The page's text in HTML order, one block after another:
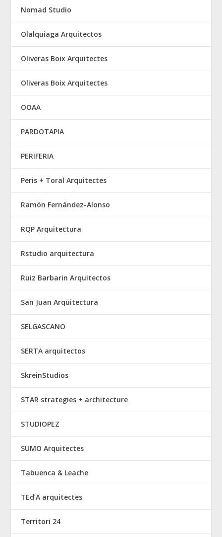
Nomad Studio
Olalquiaga Arquitectos
Oliveras Boix Arquitectes
Oliveras Boix Arquitectes
OOAA
PARDOTAPIA
PERIFERIA
Peris + Toral Arquitectes
Ramón Fernández-Alonso
RQP Arquitectura
Rstudio arquitectura
Ruiz Barbarin Arquitectos
San Juan Arquitectura
SELGASCANO
SERTA arquitectos
SkreinStudios
STAR strategies + architecture
STUDIOPEZ
SUMO Arquitectes
Tabuenca & Leache
TEd’A arquitectes
Territori 24